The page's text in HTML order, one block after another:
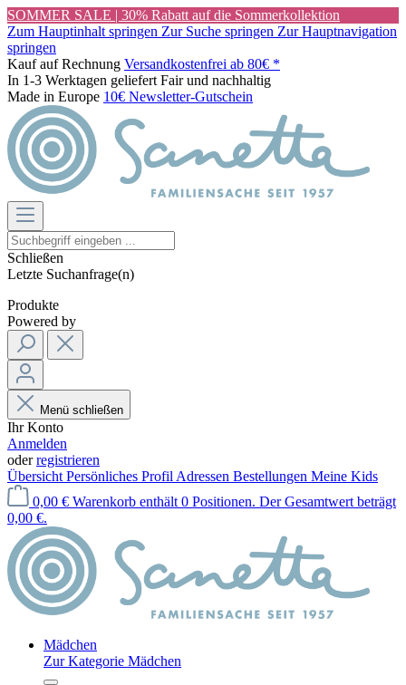
SOMMER SALE | 30% Rabatt auf die Sommerkollektion
Zum Hauptinhalt springen Zur Suche springen Zur Hauptnavigation
springen
Kauf auf Rechnung Versandkostenfrei ab 80€ *
In 1-3 Werktagen geliefert Fair und nachhaltig
Made in Europe 10€ Newsletter-Gutschein
Schließen
Letzte Suchanfrage(n)
Produkte
Powered by
Menü schließen
Ihr Konto
Anmelden
oderregistrieren
Übersicht Persönliches Profil Adressen Bestellungen Meine Kids
0,00 € Warenkorb enthält 0 Positionen. Der Gesamtwert beträgt
0,00 €.
Mädchen
Zur Kategorie Mädchen